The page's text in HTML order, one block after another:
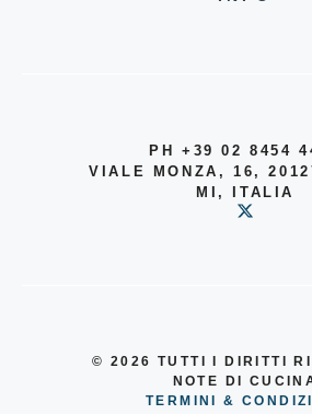
PH +39 02 8454
VIALE MONZA, 16,
MI, ITALIA
© 2026 TUTTI I DIRITTI
NOTE DI
TERMINI &